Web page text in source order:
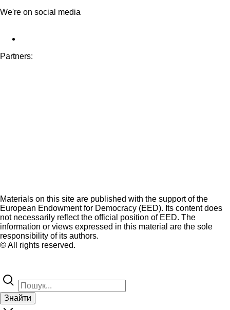
We're on social media
Partners:
Materials on this site are published with the support of the
European Endowment for Democracy (EED). Its content does
not necessarily reflect the official position of EED. The
information or views expressed in this material are the sole
responsibility of its authors.
© All rights reserved.
Знайти